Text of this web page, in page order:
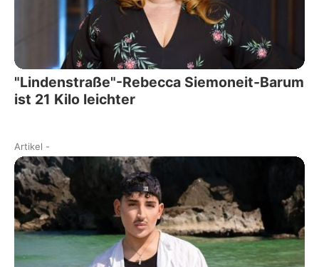
"Lindenstraße"-Rebecca Siemoneit-Barum
ist 21 Kilo leichter
Artikel -